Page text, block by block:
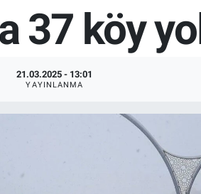
37 köy
21.03.2025 - 13:01
YAYINLANMA